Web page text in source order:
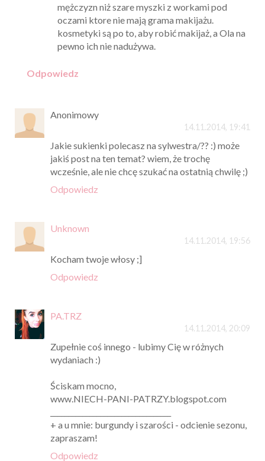
mężczyzn niż szare myszki z workami pod
oczami ktore nie mają grama makijażu.
kosmetyki są po to, aby robić makijaż, a Ola na
pewno ich nie nadużywa.
Odpowiedz
Anonimowy
14.11.2014, 19:41
Jakie sukienki polecasz na sylwestra/?? :) może
jakiś post na ten temat? wiem, że trochę
wcześnie, ale nie chcę szukać na ostatnią chwilę ;)
Odpowiedz
Unknown
14.11.2014, 19:56
Kocham twoje włosy ;]
Odpowiedz
PA.TRZ
14.11.2014, 20:09
Zupełnie coś innego - lubimy Cię w różnych
wydaniach :)
Ściskam mocno,
www.NIECH-PANI-PATRZY.blogspot.com
+ a u mnie: burgundy i szarości - odcienie sezonu,
zapraszam!
Odpowiedz